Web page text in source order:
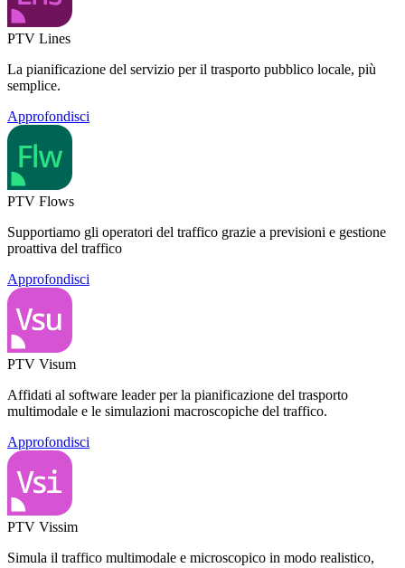
PTV Lines
La pianificazione del servizio per il trasporto pubblico locale, più
semplice.
Approfondisci
PTV Flows
Supportiamo gli operatori del traffico grazie a previsioni e gestione
proattiva del traffico
Approfondisci
PTV Visum
Affidati al software leader per la pianificazione del trasporto
multimodale e le simulazioni macroscopiche del traffico.
Approfondisci
PTV Vissim
Simula il traffico multimodale e microscopico in modo realistico,